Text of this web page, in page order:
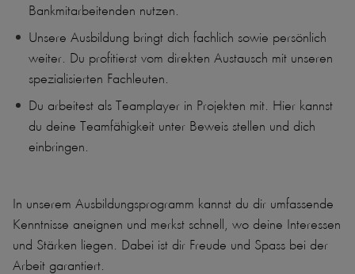
Bankmitarbeitenden nutzen.
Unsere Ausbildung bringt dich fachlich sowie persönlich
weiter. Du profitierst vom direkten Austausch mit unseren
spezialisierten Fachleuten.
Du arbeitest als Teamplayer in Projekten mit. Hier kannst
du deine Teamfähigkeit unter Beweis stellen und dich
einbringen.
In unserem Ausbildungsprogramm kannst du dir umfassende
Kenntnisse aneignen und merkst schnell, wo deine Interessen
und Stärken liegen. Dabei ist dir Freude und Spass bei der
Arbeit garantiert.